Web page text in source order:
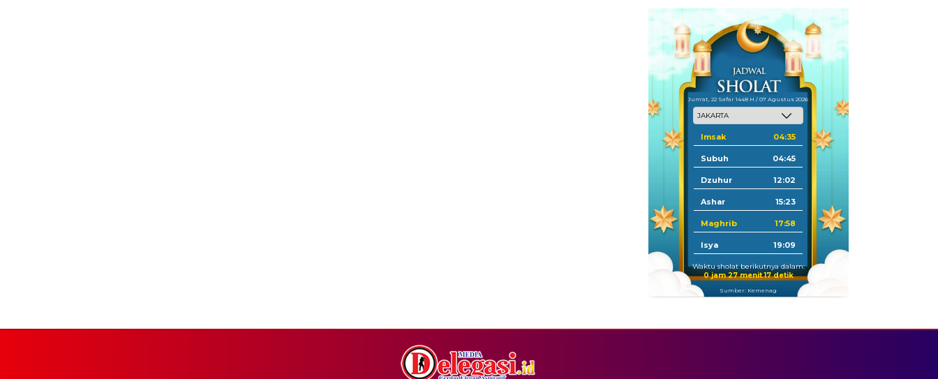
Jum'at, 22 Safar 1448 H / 07 Agustus 2026
Imsak 04:35
Subuh 04:45
Dzuhur 12:02
Ashar 15:23
Maghrib 17:58
Isya 19:09
Waktu sholat berikutnya dalam:
0 jam 27 menit 17 detik
Sumber: Kemenag